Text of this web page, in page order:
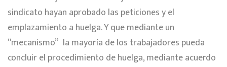
sindicato hayan aprobado las peticiones y el
emplazamiento a huelga. Y que mediante un
“mecanismo” la mayoría de los trabajadores pueda
concluir el procedimiento de huelga, mediante acuerdo